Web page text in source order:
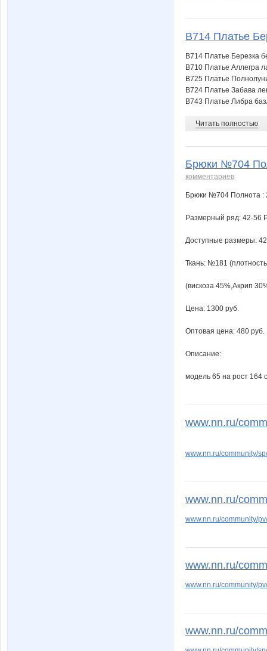
B714 Платье
B714 Платье Березка
B710 Платье Аллегра
B725 Платье
B724 Платье Забава
B743 Платье Либра
Читать полностью
Брюки №704
комментариев
Брюки №704 Полнота :
Размерный ряд: 42-56
Доступные размеры:
Ткань: №181
(вискоза 45%,Акрип
Цена: 1300 руб.
Оптовая цена: 480 руб.
Описание:
модель 65 на рост 164
www.nn.ru/
www.nn.ru/community/
www.nn.ru/
www.nn.ru/community/
www.nn.ru/
www.nn.ru/community/
www.nn.ru/